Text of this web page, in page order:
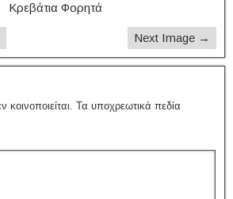
Κρεβάτια Φορητά
Next Image →
Τα υποχρεωτικά πεδία